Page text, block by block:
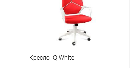
Кресло IQ White